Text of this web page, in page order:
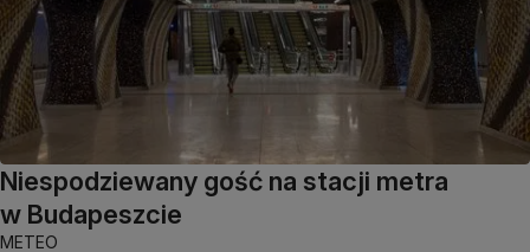
Niespodziewany gość na stacji metra
w Budapeszcie
METEO